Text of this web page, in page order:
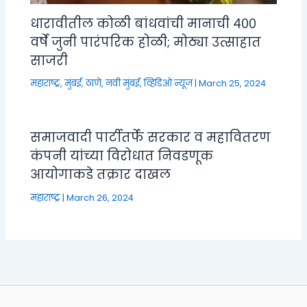
धारावीतील कोळी बांधवांची मानाची ४००
वर्षे जुनी पारंपरिक होळी; मोठ्या उत्साहात
साजरी
महाराष्ट्र,मुंबई, ठाणे, नवी मुंबई,व्हिडिओ न्यूज|March 25, 2024
समाजवादी पार्टीतर्फे सरकार व महावितरण
कंपनी यांच्या विरोधात निवडणूक
आयोगाकडे तक्रार दाखल
महाराष्ट्र|March 26, 2024